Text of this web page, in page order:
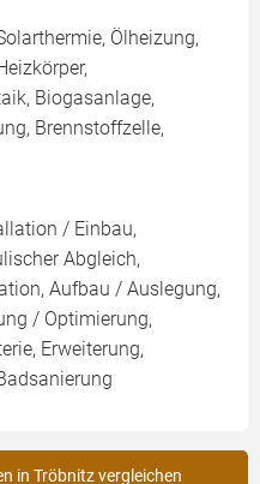
Ölheizung,
Biogasanlage,
Brennstoffzelle,
/ Einbau,
Abgleich,
Aufbau / Auslegung,
/ Optimierung,
Erweiterung,
in Tröbnitz vergleichen